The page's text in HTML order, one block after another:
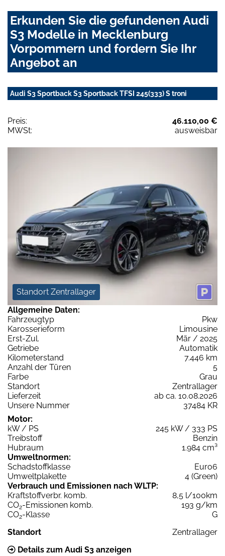
Erkunden Sie die gefundenen Audi
S3 Modelle in Mecklenburg
Vorpommern und fordern Sie Ihr
Angebot an
Audi S3 Sportback S3 Sportback TFSI 245(333) S troni
Preis:
46.110,00 €
MWSt:
ausweisbar
Standort Zentrallager
Allgemeine Daten:
Fahrzeugtyp
Pkw
Karosserieform
Limousine
Erst-Zul.
Mär / 2025
Getriebe
Automatik
Kilometerstand
7.446 km
Anzahl der Türen
5
Farbe
Grau
Standort
Zentrallager
Lieferzeit
ab ca. 10.08.2026
Unsere Nummer
37484 KR
Motor:
kW / PS
245 kW / 333 PS
Treibstoff
Benzin
Hubraum
1.984 cm³
Umweltnormen:
Schadstoffklasse
Euro6
Umweltplakette
4 (Green)
Verbrauch und Emissionen nach WLTP:
Kraftstoffverbr. komb.
8,5 l/100km
CO2-Emissionen komb.
193 g/km
CO2-Klasse
G
Standort
Zentrallager
Details zum Audi S3 anzeigen